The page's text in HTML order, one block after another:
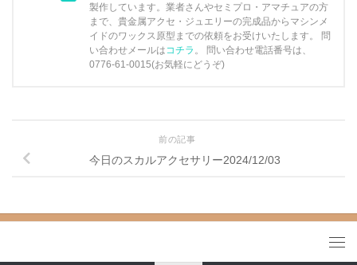
製作しています。業者さんやセミプロ・アマチュアの方
まで、貴金属アクセ・ジュエリーの完成品からマシンメ
イドのワックス原型までの依頼をお受けいたします。 問
い合わせメールはコチラ 。 問い合わせ電話番号は、
0776-61-0015(お気軽にどうぞ)
前の記事
今日のスカルアクセサリー2024/12/03